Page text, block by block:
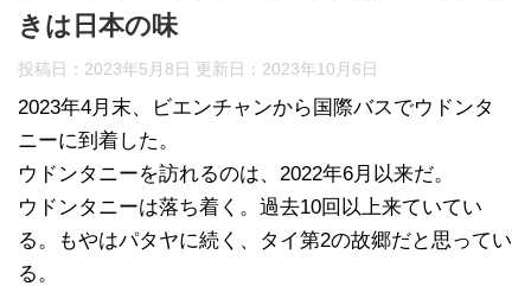
きは日本の味
投稿日：2023年5月8日 更新日： 2023年10月6日
2023年4月末、ビエンチャンから国際バスでウドンタ
ニーに到着した。
ウドンタニーを訪れるのは、2022年6月以来だ。
ウドンタニーは落ち着く。過去10回以上来ていてい
る。もやはパタヤに続く、タイ第2の故郷だと思ってい
る。